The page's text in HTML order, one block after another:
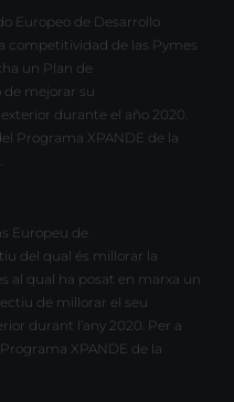
Europeo de Desarrollo
competitividad de las Pymes
un Plan de
de mejorar su
durante el año 2020.
Programa XPANDE de la
Europeu de
del qual és millorar la
al qual ha posat en marxa un
de millorar el seu
durant l’any 2020. Per a
XPANDE de la